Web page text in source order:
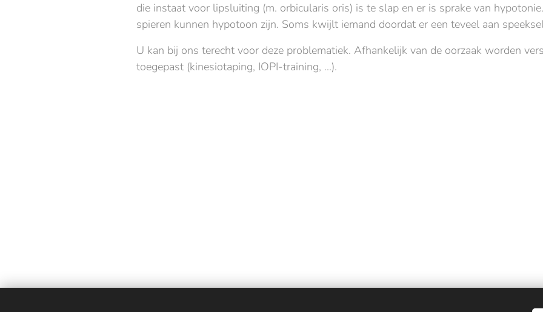
die instaat voor lipsluiting (m. orbicularis oris) is te slap en er is sprake van
spieren kunnen hypotoon zijn. Soms kwijlt iemand doordat er een teveel aan
U kan bij ons terecht voor deze problematiek. Afhankelijk van de oorzaak worden
toegepast (kinesiotaping, IOPI-training, ...).
Logopediepraktijk Avelgem | Logopedie voor kinderen, jongeren en volwassenen in ruime regio Avelgem,